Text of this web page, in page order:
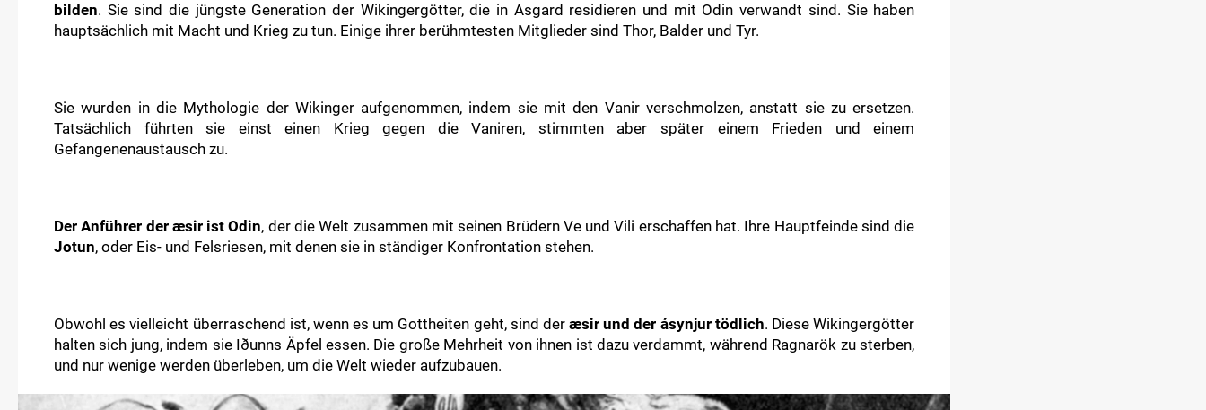
bilden. Sie sind die jüngste Generation der Wikingergötter, die in Asgard residieren und mit Odin verwandt sind. Sie haben
hauptsächlich mit Macht und Krieg zu tun. Einige ihrer berühmtesten Mitglieder sind Thor, Balder und Tyr.
Sie wurden in die Mythologie der Wikinger aufgenommen, indem sie mit den Vanir verschmolzen, anstatt sie zu ersetzen.
Tatsächlich führten sie einst einen Krieg gegen die Vaniren, stimmten aber später einem Frieden und einem
Gefangenenaustausch zu.
Der Anführer der æsir ist Odin, der die Welt zusammen mit seinen Brüdern Ve und Vili erschaffen hat. Ihre Hauptfeinde sind die
Jotun, oder Eis- und Felsriesen, mit denen sie in ständiger Konfrontation stehen.
Obwohl es vielleicht überraschend ist, wenn es um Gottheiten geht, sind deræsir und der ásynjur tödlich. Diese Wikingergötter
halten sich jung, indem sie Iðunns Äpfel essen. Die große Mehrheit von ihnen ist dazu verdammt, während Ragnarök zu sterben,
und nur wenige werden überleben, um die Welt wieder aufzubauen.